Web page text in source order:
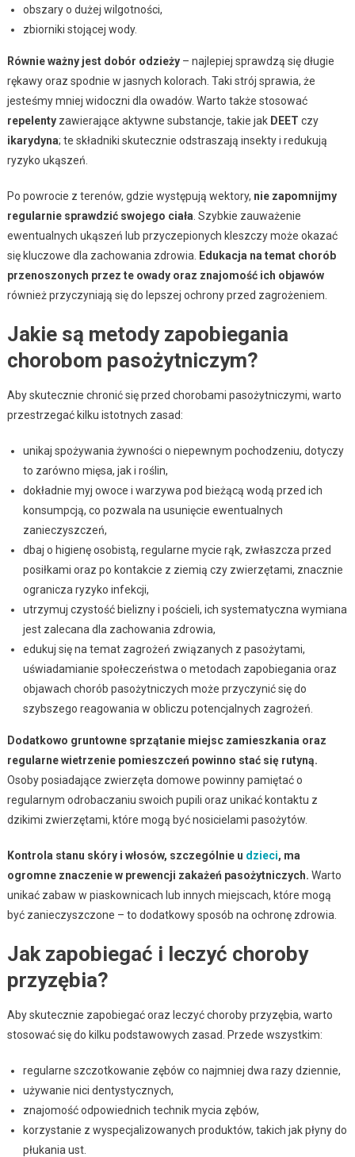
obszary o dużej wilgotności,
zbiorniki stojącej wody.
Równie ważny jest dobór odzieży– najlepiej sprawdzą się długie
rękawy oraz spodnie w jasnych kolorach. Taki strój sprawia, że
jesteśmy mniej widoczni dla owadów. Warto także stosować
repelentyzawierające aktywne substancje, takie jak DEET czy
ikarydyna; te składniki skutecznie odstraszają insekty i redukują
ryzyko ukąszeń.
Po powrocie z terenów, gdzie występują wektory, nie zapomnijmy
regularnie sprawdzić swojego ciała . Szybkie zauważenie
ewentualnych ukąszeń lub przyczepionych kleszczy może okazać
się kluczowe dla zachowania zdrowia.
Edukacja na temat chorób
przenoszonych przez te owady oraz znajomość ich objawów
również przyczyniają się do lepszej ochrony przed zagrożeniem.
Jakie są metody zapobiegania
chorobom pasożytniczym?
Aby skutecznie chronić się przed chorobami pasożytniczymi, warto
przestrzegać kilku istotnych zasad:
unikaj spożywania żywności o niepewnym pochodzeniu, dotyczy
to zarówno mięsa, jak i roślin,
dokładnie myj owoce i warzywa pod bieżącą wodą przed ich
konsumpcją, co pozwala na usunięcie ewentualnych
zanieczyszczeń,
dbaj o higienę osobistą, regularne mycie rąk, zwłaszcza przed
posiłkami oraz po kontakcie z ziemią czy zwierzętami, znacznie
ogranicza ryzyko infekcji,
utrzymuj czystość bielizny i pościeli, ich systematyczna wymiana
jest zalecana dla zachowania zdrowia,
edukuj się na temat zagrożeń związanych z pasożytami,
uświadamianie społeczeństwa o metodach zapobiegania oraz
objawach chorób pasożytniczych może przyczynić się do
szybszego reagowania w obliczu potencjalnych zagrożeń.
Dodatkowo gruntowne sprzątanie miejsc zamieszkania oraz
regularne wietrzenie pomieszczeń powinno stać się rutyną.
Osoby posiadające zwierzęta domowe powinny pamiętać o
regularnym odrobaczaniu swoich pupili oraz unikać kontaktu z
dzikimi zwierzętami, które mogą być nosicielami pasożytów.
Kontrola stanu skóry i włosów, szczególnie u dzieci, ma
ogromne znaczenie w prewencji zakażeń pasożytniczych. Warto
unikać zabaw w piaskownicach lub innych miejscach, które mogą
być zanieczyszczone – to dodatkowy sposób na ochronę zdrowia.
Jak zapobiegać i leczyć choroby
przyzębia?
Aby skutecznie zapobiegać oraz leczyć choroby przyzębia, warto
stosować się do kilku podstawowych zasad. Przede wszystkim:
regularne szczotkowanie zębów co najmniej dwa razy dziennie,
używanie nici dentystycznych,
znajomość odpowiednich technik mycia zębów,
korzystanie z wyspecjalizowanych produktów, takich jak płyny do
płukania ust.